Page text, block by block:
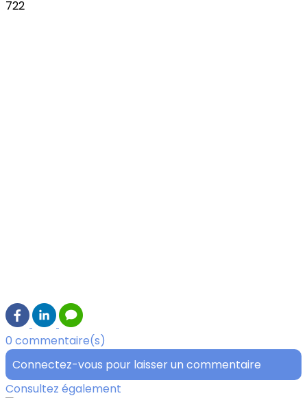
0 commentaire(s)
Connectez-vous pour laisser un commentaire
Consultez également